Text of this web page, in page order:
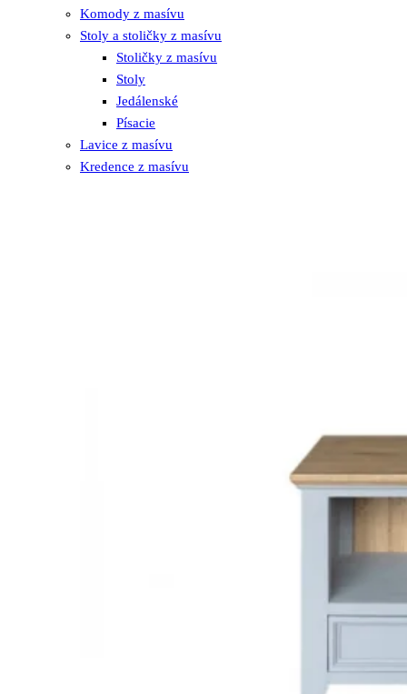
Komody z masívu
Stoly a stoličky z masívu
Stoličky z masívu
Stoly
Jedálenské
Písacie
Lavice z masívu
Kredence z masívu